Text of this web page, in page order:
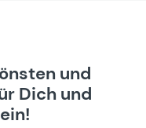
und
Dich und